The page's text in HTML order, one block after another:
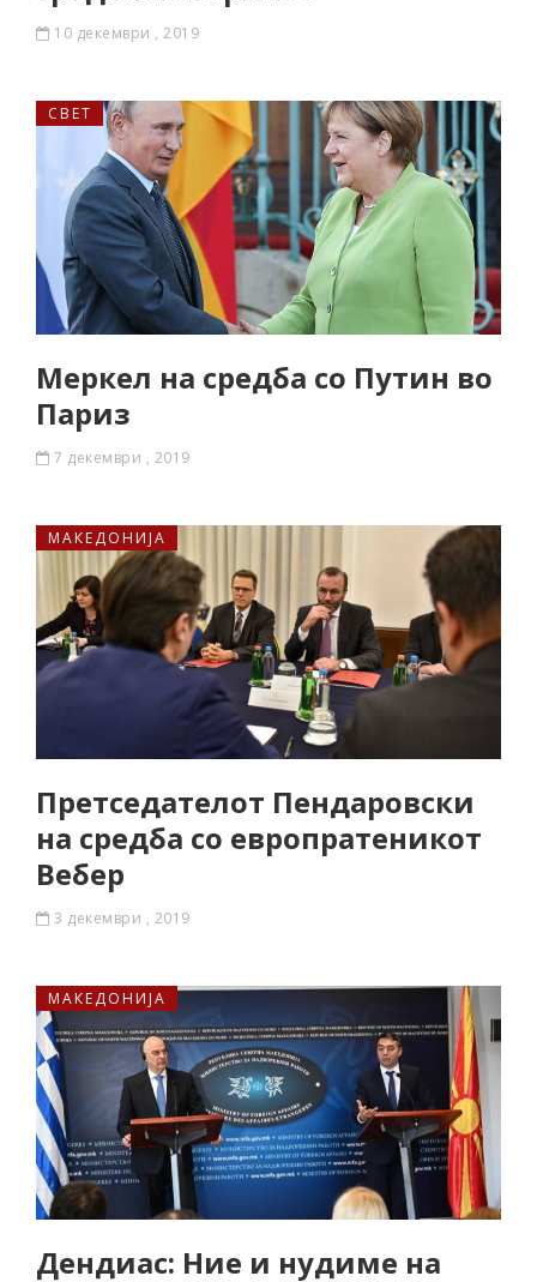
10 декември , 2019
СВЕТ
Меркел на средба со Путин во
Париз
7 декември , 2019
МАКЕДОНИЈА
Претседателот Пендаровски
на средба со европратеникот
Вебер
3 декември , 2019
МАКЕДОНИЈА
Дендиас: Ние и нудиме на